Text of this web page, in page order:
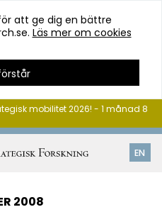
att ge dig en bättre
Läs mer om cookies
EN
mobilitet 2026! - 1 månad 8
2008